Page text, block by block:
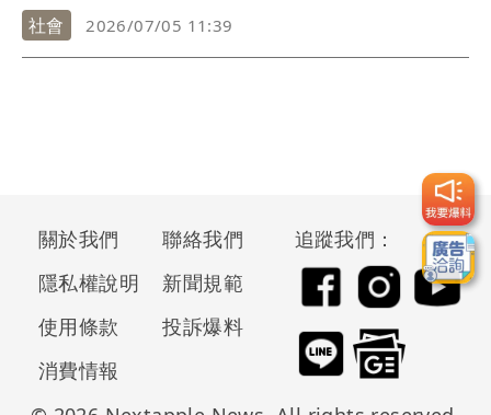
點規劃...
社會 2026/07/05 11:39
關於我們
聯絡我們
隱私權說明
新聞規範
使用條款
投訴爆料
消費情報
追蹤我們：